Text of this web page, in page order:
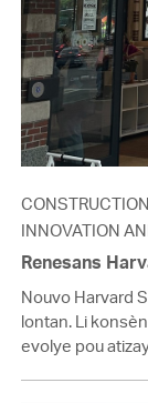
CONSTRUCTION
INNOVATION
Renesans
Nouvo Harvard
lontan. Li
evolye pou